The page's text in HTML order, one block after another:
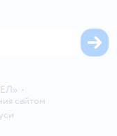
•
сайтом